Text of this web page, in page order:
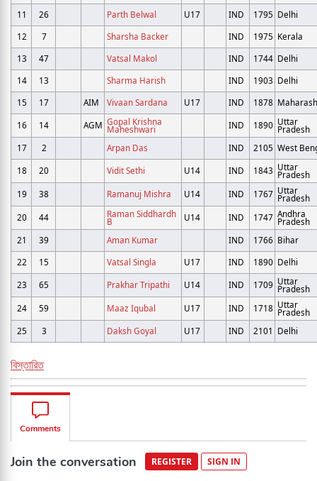
11
26 Parth Belwal U17 IND 1795 Delhi
12
7 Sharsha Backer IND 1975 Kerala
13
47 Vatsal Makol IND 1744 Delhi
14
13 Sharma Harish IND 1903 Delhi
15
17 AIM Vivaan Sardana U17 IND 1878
16
14 AGM Gopal Krishna
Maheshwari IND 1890 Uttar
Pradesh
17
2 Arpan Das IND 2105 West
18
20 Vidit Sethi U14 IND 1843 Uttar
Pradesh
19
38 Ramanuj Mishra U14 IND 1767 Uttar
Pradesh
20
44 Raman Siddhardh
B U14 IND 1747 Andhra
Pradesh
21
39 Aman Kumar IND 1766 Bihar
22
15 Vatsal Singla U17 IND 1890 Delhi
23
65 Prakhar Tripathi U14 IND 1709 Uttar
Pradesh
24
59 Maaz Iqubal U17 IND 1718 Uttar
Pradesh
25
3 Daksh Goyal U17 IND 2101 Delhi
বিস্তারিত